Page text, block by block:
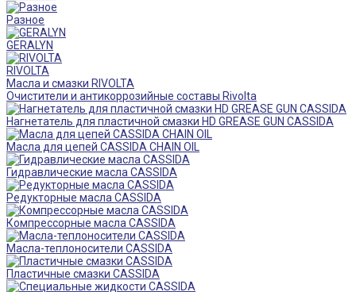
Разное
GERALYN
RIVOLTA
Масла и смазки RIVOLTA
Очистители и антикоррозийные составы Rivolta
Нагнетатель для пластичной смазки HD GREASE GUN CASSIDA
Масла для цепей CASSIDA CHAIN OIL
Гидравлические масла CASSIDA
Редукторные масла CASSIDA
Компрессорные масла CASSIDA
Масла-теплоносители CASSIDA
Пластичные смазки CASSIDA